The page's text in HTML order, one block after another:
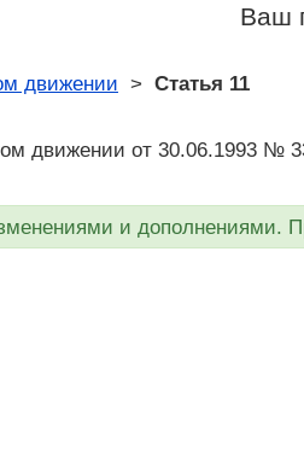
Ваш
движении > Статья 11
движении от 30.06.1993 №
и дополнениями.